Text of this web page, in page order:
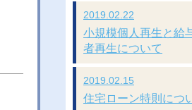
2019.02.22
小規模個人再生と給
者再生について
2019.02.15
住宅ローン特則につ